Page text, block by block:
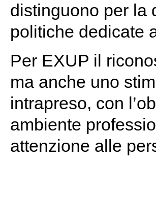
distinguono per la
politiche dedicate
Per EXUP il
ma anche uno
intrapreso, con
ambiente
attenzione alle